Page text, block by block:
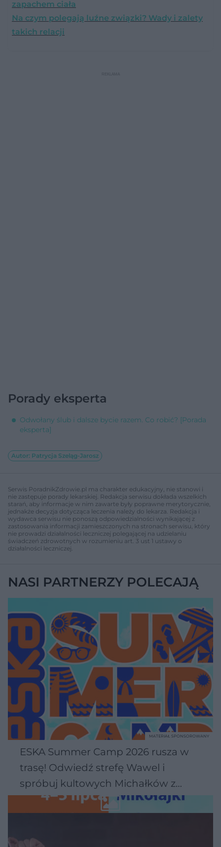
zapachem ciała
Na czym polegają luźne związki? Wady i zalety
takich relacji
Porady eksperta
Odwołany ślub i dalsze bycie razem. Co robić? [Porada
eksperta]
Autor: Patrycja Szeląg-Jarosz
Serwis PoradnikZdrowie.pl ma charakter edukacyjny, nie stanowi i
nie zastępuje porady lekarskiej. Redakcja serwisu dokłada wszelkich
starań, aby informacje w nim zawarte były poprawne merytorycznie,
jednakże decyzja dotycząca leczenia należy do lekarza. Redakcja i
wydawca serwisu nie ponoszą odpowiedzialności wynikającej z
zastosowania informacji zamieszczonych na stronach serwisu, który
nie prowadzi działalności leczniczej polegającej na udzielaniu
świadczeń zdrowotnych w rozumieniu art. 3 ust 1 ustawy o
działalności leczniczej.
NASI PARTNERZY POLECAJĄ
ESKA Summer Camp 2026 rusza w
trasę! Odwiedź strefę Wawel i
spróbuj kultowych Michałków z
Wawelu
MATERIAŁ SPONSOROWANY